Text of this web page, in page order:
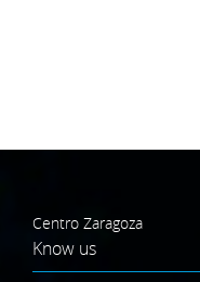
Centro Zaragoza
Know us